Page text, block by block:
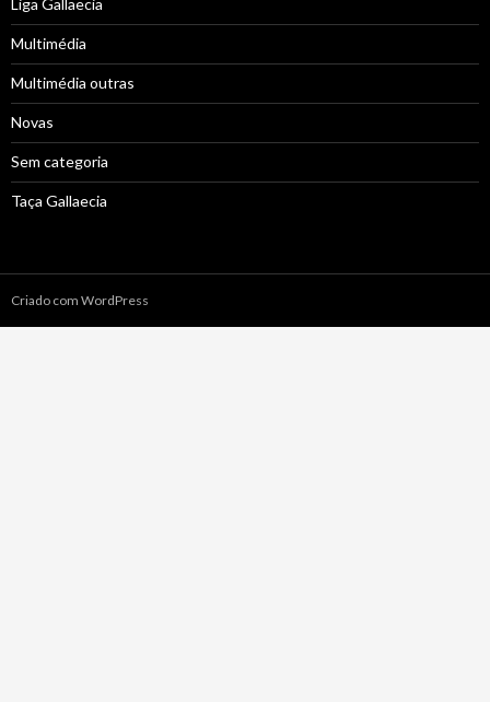
Liga Gallaecia
Multimédia
Multimédia outras
Novas
Sem categoria
Taça Gallaecia
Criado com WordPress